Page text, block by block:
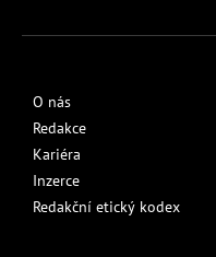
O nás
Redakce
Kariéra
Inzerce
Redakční etický kodex